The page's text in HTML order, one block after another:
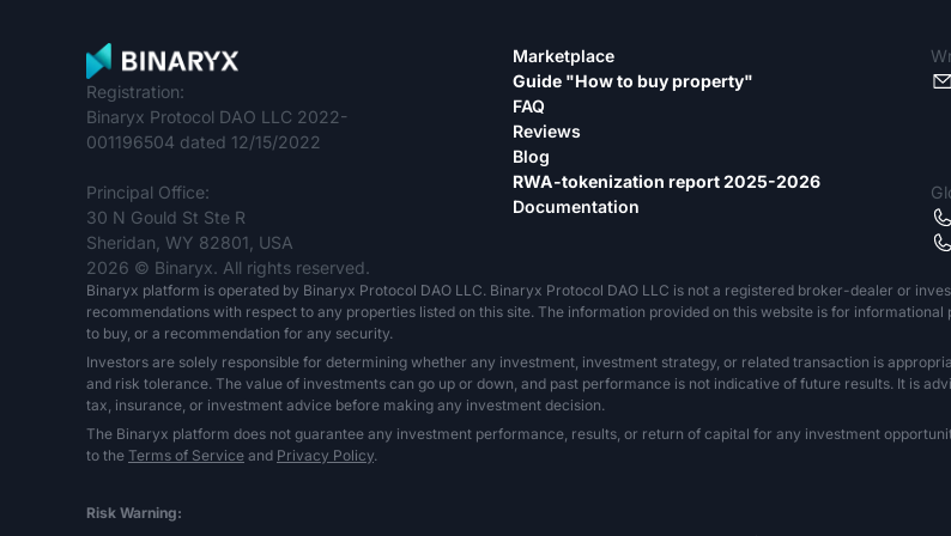
Registration:
Binaryx Protocol DAO LLC 2022-
001196504 dated 12/15/2022
Principal Office:
30 N Gould St Ste R
Sheridan, WY 82801, USA
Marketplace
Guide "How to buy property"
FAQ
Reviews
Blog
RWA-tokenization report 2025-2026
Documentation
2026 © Binaryx. All rights reserved.
Binaryx platform is operated by Binaryx Protocol DAO LLC. Binaryx Protocol DAO LLC is not a registered broker-dealer or
recommendations with respect to any properties listed on this site. The information provided on this website is for
to buy, or a recommendation for any security.
Investors are solely responsible for determining whether any investment, investment strategy, or related transaction is
and risk tolerance. The value of investments can go up or down, and past performance is not indicative of future results. It is
tax, insurance, or investment advice before making any investment decision.
The Binaryx platform does not guarantee any investment performance, results, or return of capital for any investment
to the Terms of Service and Privacy Policy.
Risk Warning: